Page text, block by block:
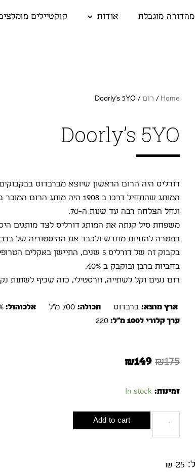
מהדורה מוגבלת אודות קוקטיילים
Home
/ רום / Doorly’s 5YO
Doorly’s 5YO
דורליס היה הרום הראשון שיוצא מברבדוס
המותג שהתחיל דרכו ב 1908 היה
ונחל הצלחה רבה עד שנות ה-70.
במטרה להחיות מחדש ולכבד את ההיסטוריה של
בחביות ברבן ובוקבק ב 40%.
רום נעים וקל לשתייה, וורסטילי, כזה שכיף לשתות
ארץ מוצא: ברבדוס תכולה: אלכוהול:
ערך קלורי ל100 מ"ל:
220
₪175
₪149
זמינות: In stock
Add to cart